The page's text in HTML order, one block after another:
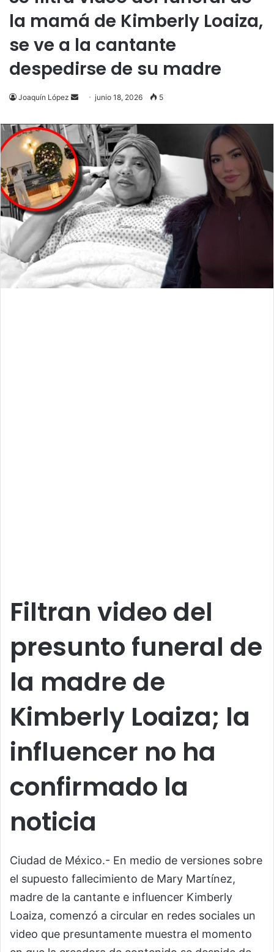
la mamá de Kimberly Loaiza,
se ve a la cantante
despedirse de su madre
Joaquín López
Send
email
junio 18, 2026 5
Filtran video del
presunto funeral de
la madre de
Kimberly Loaiza; la
influencer no ha
confirmado la
noticia
Ciudad de México.- En medio de versiones sobre
el supuesto fallecimiento de Mary Martínez,
madre de la cantante e influencer Kimberly
Loaiza, comenzó a circular en redes sociales un
video que presuntamente muestra el momento